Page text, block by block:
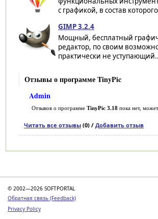
с графикой, в состав
GIMP 3.2.4
Мощный, бесплатный
редактор, по своим
практически не
Отзывы о программе TinyPic
Admin
Отзывов о программе TinyPic 3.18пока нет,
Читать все отзывы(0) / Добавить отзыв
© 2002—2026 SOFTPORTAL
Обратная связь (Feedback)
Privacy Policy